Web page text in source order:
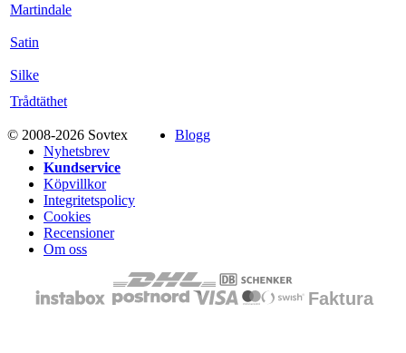
Martindale
Satin
Silke
Trådtäthet
© 2008-2026 Sovtex
Blogg
Nyhetsbrev
Kundservice
Köpvillkor
Integritetspolicy
Cookies
Recensioner
Om oss